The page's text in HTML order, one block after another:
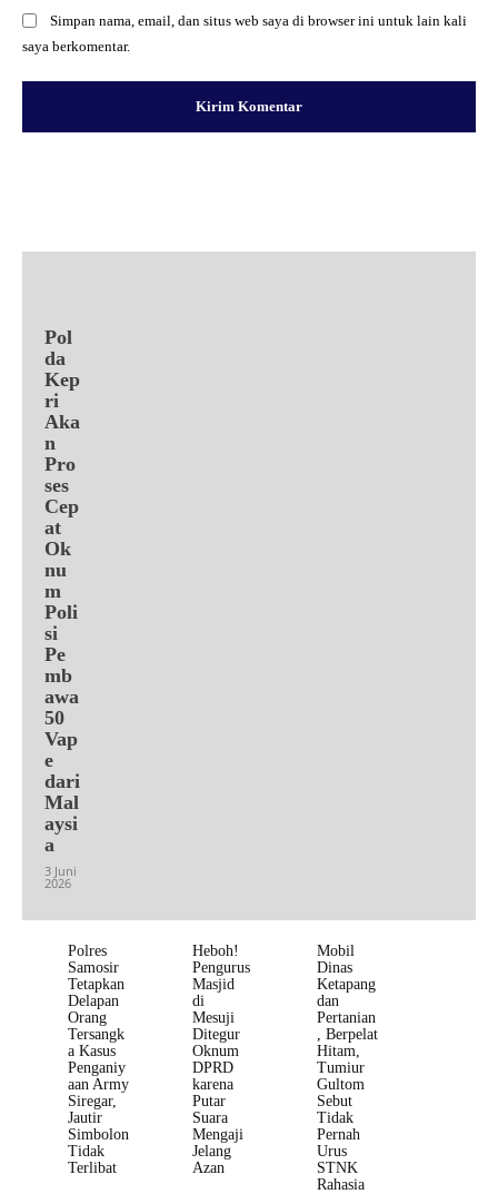
Simpan nama, email, dan situs web saya di browser ini untuk lain kali
saya berkomentar.
Pol
da
Kep
ri
Aka
n
Pro
ses
Cep
at
Ok
nu
m
Poli
si
Pe
mb
awa
50
Vap
e
dari
Mal
aysi
a
3 Juni
2026
Polres
Samosir
Tetapkan
Delapan
Orang
Tersangk
a Kasus
Penganiy
aan Army
Siregar,
Jautir
Simbolon
Tidak
Terlibat
Heboh!
Pengurus
Masjid
di
Mesuji
Ditegur
Oknum
DPRD
karena
Putar
Suara
Mengaji
Jelang
Azan
Mobil
Dinas
Ketapang
dan
Pertanian
, Berpelat
Hitam,
Tumiur
Gultom
Sebut
Tidak
Pernah
Urus
STNK
Rahasia